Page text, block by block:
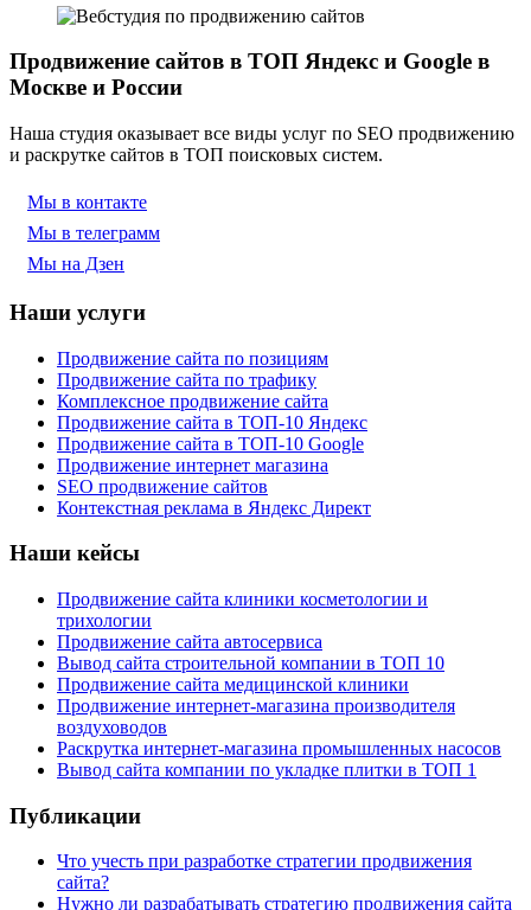
Продвижение сайтов в ТОП Яндекс и Google в
Москве и России
Наша студия оказывает все виды услуг по SEO продвижению
и раскрутке сайтов в ТОП поисковых систем.
Мы в контакте
Мы в телеграмм
Мы на Дзен
Наши услуги
Продвижение сайта по позициям
Продвижение сайта по трафику
Комплексное продвижение сайта
Продвижение сайта в ТОП-10 Яндекс
Продвижение сайта в ТОП-10 Google
Продвижение интернет магазина
SEO продвижение сайтов
Контекстная реклама в Яндекс Директ
Наши кейсы
Продвижение сайта клиники косметологии и
трихологии
Продвижение сайта автосервиса
Вывод сайта строительной компании в ТОП 10
Продвижение сайта медицинской клиники
Продвижение интернет-магазина производителя
воздуховодов
Раскрутка интернет-магазина промышленных насосов
Вывод сайта компании по укладке плитки в ТОП 1
Публикации
Что учесть при разработке стратегии продвижения
сайта?
Нужно ли разрабатывать стратегию продвижения сайта